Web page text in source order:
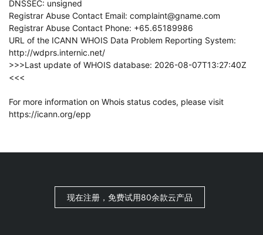
DNSSEC: unsigned
Registrar Abuse Contact Email: complaint@gname.com
Registrar Abuse Contact Phone: +65.65189986
URL of the ICANN WHOIS Data Problem Reporting System:
http://wdprs.internic.net/
>>>Last update of WHOIS database: 2026-08-07T13:27:40Z
<<<
For more information on Whois status codes, please visit
https://icann.org/epp
现在注册，免费试用80余款云产品